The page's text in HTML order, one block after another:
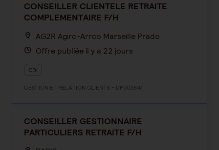
CONSEILLER CLIENTELE RETRAITE
COMPLEMENTAIRE F/H
AG2R Agirc-Arrco Marseille Prado
Offre publiée il y a 22 jours
CDI
GESTION ET RELATION CLIENTS - DP003641
CONSEILLER GESTIONNAIRE
PARTICULIERS RETRAITE F/H